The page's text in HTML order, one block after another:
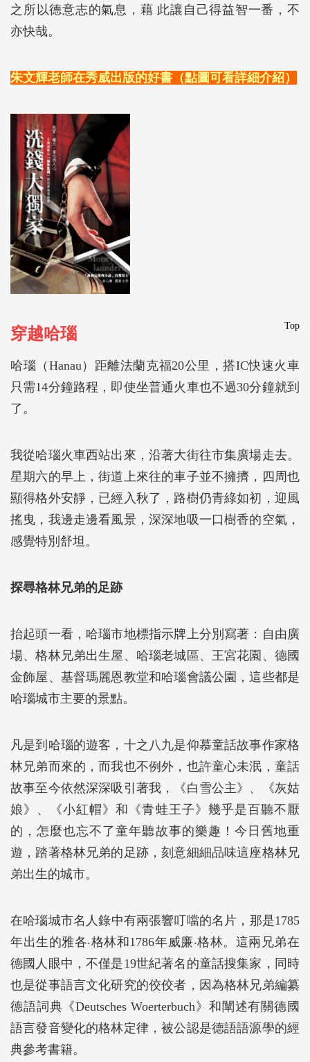
之所以德意志的氣息，藉 此讓自己得益智一番，不
亦快哉。
朱文輝老師在秀威出版的好書（點圖可看詳細介紹）
Top
穿越哈瑙
哈瑙（Hanau）距離法蘭克福20公里，搭IC快速火車
只需14分鐘路程，即使坐普通火車也不過30分鐘就到
了。
我從哈瑙火車西站出來，沿著大街往市集廣場走去。
星期六的早上，街道上來往的車子並不擁擠，四周也
顯得格外安靜，已經入秋了，路樹仍青綠如初，迎風
搖曳，我邊走邊看風景，深深地吸一口樹香的空氣，
感覺特別舒坦。
探尋格林兄弟的足跡
抬起頭一看，哈瑙市地標指示牌上分別寫著：自由廣
場、格林兄弟出生屋、哈瑙老城區、王宮花園、德國
金飾屋、基督瑪麗恩教堂和哈瑙會議公園，這些都是
哈瑙城市主要的景點。
凡是到哈瑙的遊客，十之八九是仰慕童話故事作家格
林兄弟而來的，而我也不例外，也許童心未泯，童話
故事至今依然深深吸引著我，《白雪公主》、《灰姑
娘》、《小紅帽》和《青蛙王子》幾乎是百聽不厭
的，怎麼也忘不了童年聽故事的樂趣！今日舊地重
遊，踏著格林兄弟的足跡，刻意細細品味這座格林兄
弟出生的城市。
在哈瑙城市名人錄中有兩張響叮噹的名片，那是1785
年出生的雅各‧格林和1786年威廉‧格林。這兩兄弟在
德國人眼中，不僅是19世紀著名的童話搜集家，同時
也是從事語言文化研究的佼佼者，因為格林兄弟編纂
德語詞典《Deutsches Woerterbuch》和闡述有關德國
語言發音變化的格林定律，被公認是德語語源學的經
典參考書籍。